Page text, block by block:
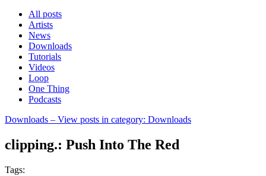
All posts
Artists
News
Downloads
Tutorials
Videos
Loop
One Thing
Podcasts
Downloads – View posts in category: Downloads
clipping.: Push Into The Red
Tags: